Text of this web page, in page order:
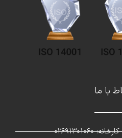
با ما
02691301060